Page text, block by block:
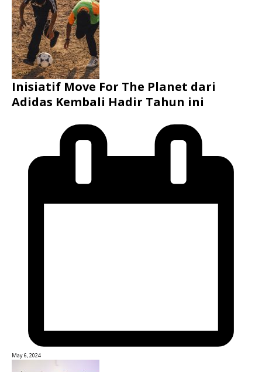
Inisiatif Move For The Planet dari
Adidas Kembali Hadir Tahun ini
May 6, 2024